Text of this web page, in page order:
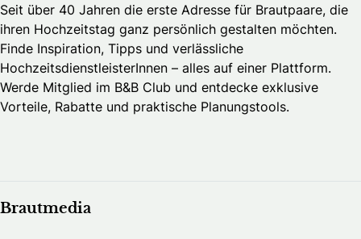
Seit über 40 Jahren die erste Adresse für Brautpaare, die
ihren Hochzeitstag ganz persönlich gestalten möchten.
Finde Inspiration, Tipps und verlässliche
HochzeitsdienstleisterInnen – alles auf einer Plattform.
Werde Mitglied im B&B Club und entdecke exklusive
Vorteile, Rabatte und praktische Planungstools.
Brautmedia